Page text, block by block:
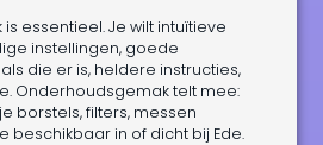
essentieel. Je wilt intuïtieve
instellingen, goede
die er is, heldere instructies,
Onderhoudsgemak telt mee:
borstels, filters, messen
beschikbaar in of dicht bij Ede.